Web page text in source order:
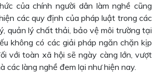
của chính người dân làm nghề cũng
các quy định của pháp luật trong các
quản lý chất thải, bảo vệ môi trường tại
không có các giải pháp ngăn chặn kịp
với toàn xã hội sẽ ngày càng lớn, vượt
các làng nghề đem lại như hiện nay.